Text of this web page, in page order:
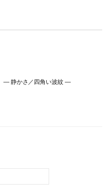
― 静かさ／四角い波紋 ―